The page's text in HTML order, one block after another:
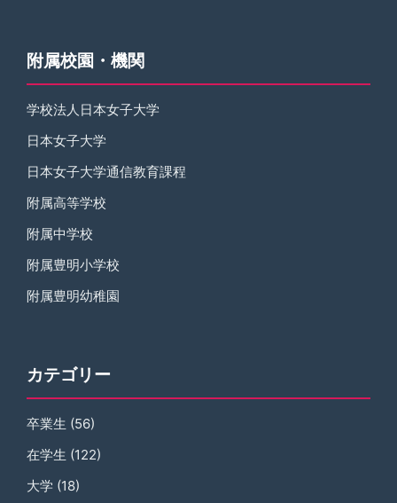
附属校園・機関
学校法人日本女子大学
日本女子大学
日本女子大学通信教育課程
附属高等学校
附属中学校
附属豊明小学校
附属豊明幼稚園
カテゴリー
卒業生 (56)
在学生 (122)
大学 (18)